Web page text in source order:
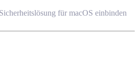
für macOS einbinden